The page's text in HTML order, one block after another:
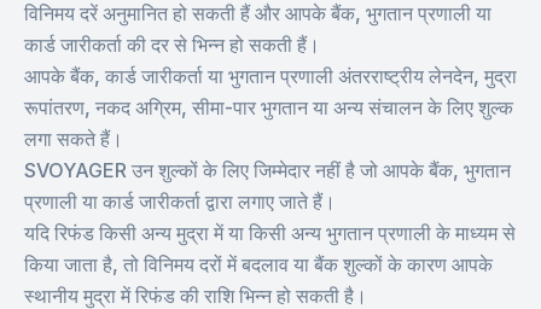
विनिमय दरें अनुमानित हो सकती हैं और आपके बैंक, भुगतान प्रणाली या
कार्ड जारीकर्ता की दर से भिन्न हो सकती हैं।
आपके बैंक, कार्ड जारीकर्ता या भुगतान प्रणाली अंतरराष्ट्रीय लेनदेन, मुद्रा
रूपांतरण, नकद अग्रिम, सीमा-पार भुगतान या अन्य संचालन के लिए शुल्क
लगा सकते हैं।
SVOYAGER उन शुल्कों के लिए जिम्मेदार नहीं है जो आपके बैंक, भुगतान
प्रणाली या कार्ड जारीकर्ता द्वारा लगाए जाते हैं।
यदि रिफंड किसी अन्य मुद्रा में या किसी अन्य भुगतान प्रणाली के माध्यम से
किया जाता है, तो विनिमय दरों में बदलाव या बैंक शुल्कों के कारण आपके
स्थानीय मुद्रा में रिफंड की राशि भिन्न हो सकती है।